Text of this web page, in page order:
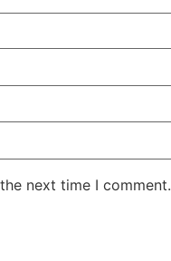
next time I comment.